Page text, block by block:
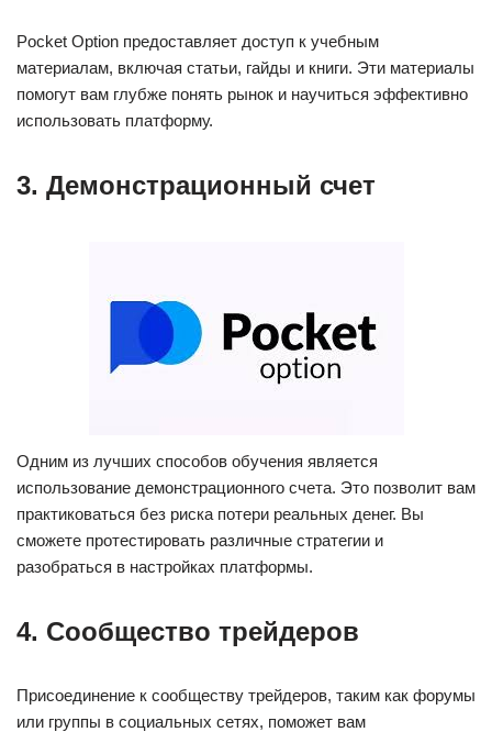
Pocket Option предоставляет доступ к учебным
материалам, включая статьи, гайды и книги. Эти материалы
помогут вам глубже понять рынок и научиться эффективно
использовать платформу.
3. Демонстрационный счет
Одним из лучших способов обучения является
использование демонстрационного счета. Это позволит вам
практиковаться без риска потери реальных денег. Вы
сможете протестировать различные стратегии и
разобраться в настройках платформы.
4. Сообщество трейдеров
Присоединение к сообществу трейдеров, таким как форумы
или группы в социальных сетях, поможет вам